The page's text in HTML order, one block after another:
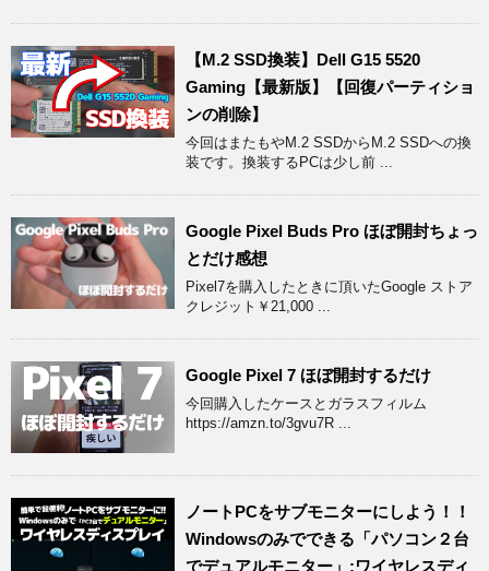
【M.2 SSD換装】Dell G15 5520
Gaming【最新版】【回復パーティショ
ンの削除】
今回はまたもやM.2 SSDからM.2 SSDへの換
装です。換装するPCは少し前 ...
Google Pixel Buds Pro ほぼ開封ちょっ
とだけ感想
Pixel7を購入したときに頂いたGoogle ストア
クレジット￥21,000 ...
Google Pixel 7 ほぼ開封するだけ
今回購入したケースとガラスフィルム
https://amzn.to/3gvu7R ...
ノートPCをサブモニターにしよう！！
Windowsのみでできる「パソコン２台
でデュアルモニター」:ワイヤレスディ